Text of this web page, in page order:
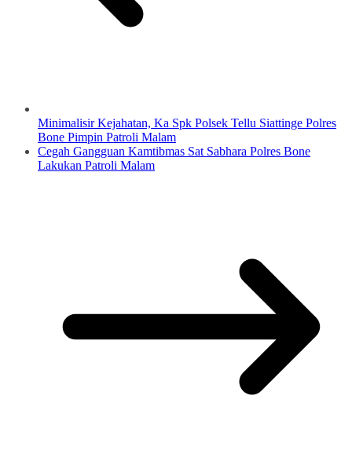
Minimalisir Kejahatan, Ka Spk Polsek Tellu Siattinge Polres
Bone Pimpin Patroli Malam
Cegah Gangguan Kamtibmas Sat Sabhara Polres Bone
Lakukan Patroli Malam